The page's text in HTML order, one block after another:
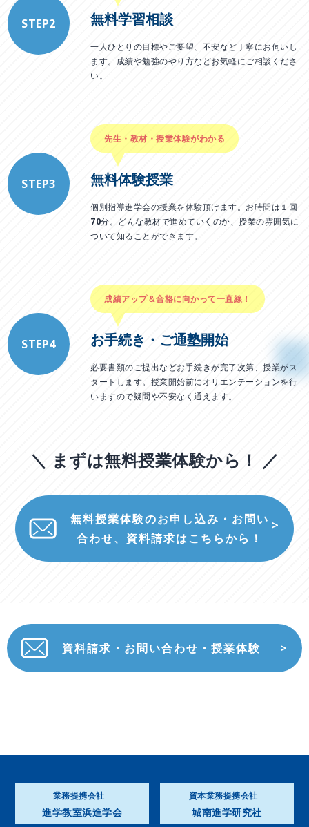
STEP2 無料学習相談
一人ひとりの目標やご要望、不安など丁寧にお伺いし
ます。成績や勉強のやり方などお気軽にご相談くださ
い。
STEP3
先生・教材・授業体験がわかる
無料体験授業
個別指導進学会の授業を体験頂けます。お時間は１回
70分。どんな教材で進めていくのか、授業の雰囲気に
ついて知ることができます。
STEP4
成績アップ＆合格に向かって一直線！
お手続き・ご通塾開始
必要書類のご提出などお手続きが完了次第、授業がス
タートします。授業開始前にオリエンテーションを行
いますので疑問や不安なく通えます。
＼ まずは無料授業体験から！ ／
無料授業体験のお申し込み・お問い
合わせ、資料請求はこちらから！
資料請求・お問い合わせ・授業体験
業務提携会社
進学教室浜進学会
資本業務提携会社
城南進学研究社